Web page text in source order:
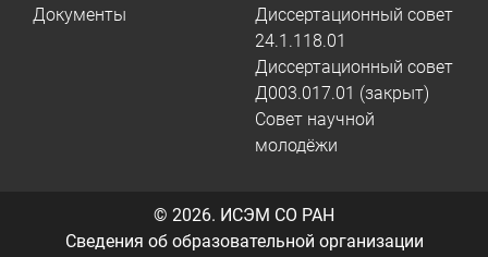
Документы
Диссертационный совет
24.1.118.01
Диссертационный совет
Д003.017.01 (закрыт)
Совет научной
молодёжи
© 2026. ИСЭМ СО РАН
Сведения об образовательной организации